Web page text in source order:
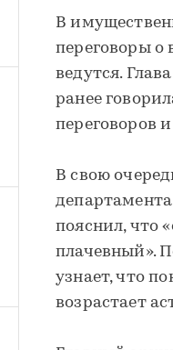
В
переговоры о
ведутся.
ранее
переговоров
В свою
пояснил, что
плачевный».
узнает, что
возрастает